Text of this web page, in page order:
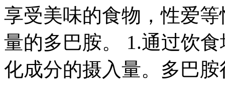
享受美味的食物，性爱
量的多巴胺。 1.通过饮
化成分的摄入量。多巴